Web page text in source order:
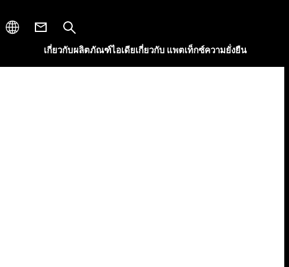
เกี่ยวกับผลิตภัณฑ์ไอเดียเกี่ยวกับ แพตเท็กซ์ความยั่งยืน